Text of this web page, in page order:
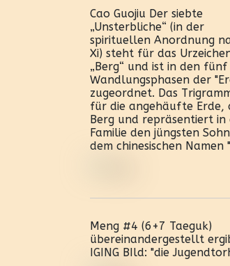
Cao Guojiu Der siebte
„Unsterbliche“ (in der
spirituellen Anordnung
Xi) steht für das
„Berg“ und ist in den fünf
Wandlungsphasen der
zugeordnet. Das
für die angehäufte Erde,
Berg und repräsentiert in
Familie den jüngsten
dem chinesischen Namen
Meng #4 (6+7 Taeguk)
übereinandergestellt
IGING BIld: "die